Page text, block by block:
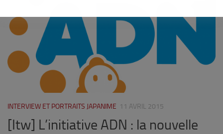
INTERVIEW ET PORTRAITS JAPANIME 11 AVRIL 2015
[Itw] L’initiative ADN : la nouvelle